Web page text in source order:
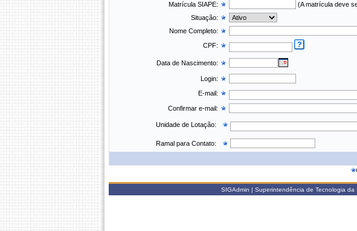
Matrícula SIAPE:
(A matrícula deve
Situação:
Nome Completo:
CPF:
Data de Nascimento:
Login:
E-mail:
Confirmar e-mail:
Unidade de Lotação:
Ramal para Contato:
SIGAdmin | Superintendência de Tecnologia